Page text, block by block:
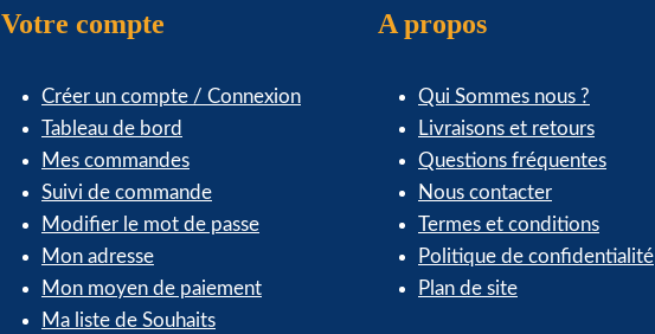
Votre compte
Créer un compte / Connexion
Tableau de bord
Mes commandes
Suivi de commande
Modifier le mot de passe
Mon adresse
Mon moyen de paiement
Ma liste de Souhaits
A propos
Qui Sommes nous ?
Livraisons et retours
Questions fréquentes
Nous contacter
Termes et conditions
Politique de confidentialité
Plan de site